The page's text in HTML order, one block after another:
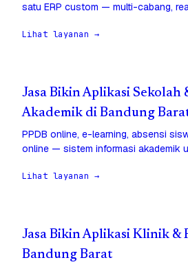
satu ERP custom — multi-cabang,
Lihat layanan →
Jasa Bikin Aplikasi Sekolah
Akademik di Bandung
PPDB online, e-learning, absensi
online — sistem informasi akademik
Lihat layanan →
Jasa Bikin Aplikasi Klinik &
Bandung Barat